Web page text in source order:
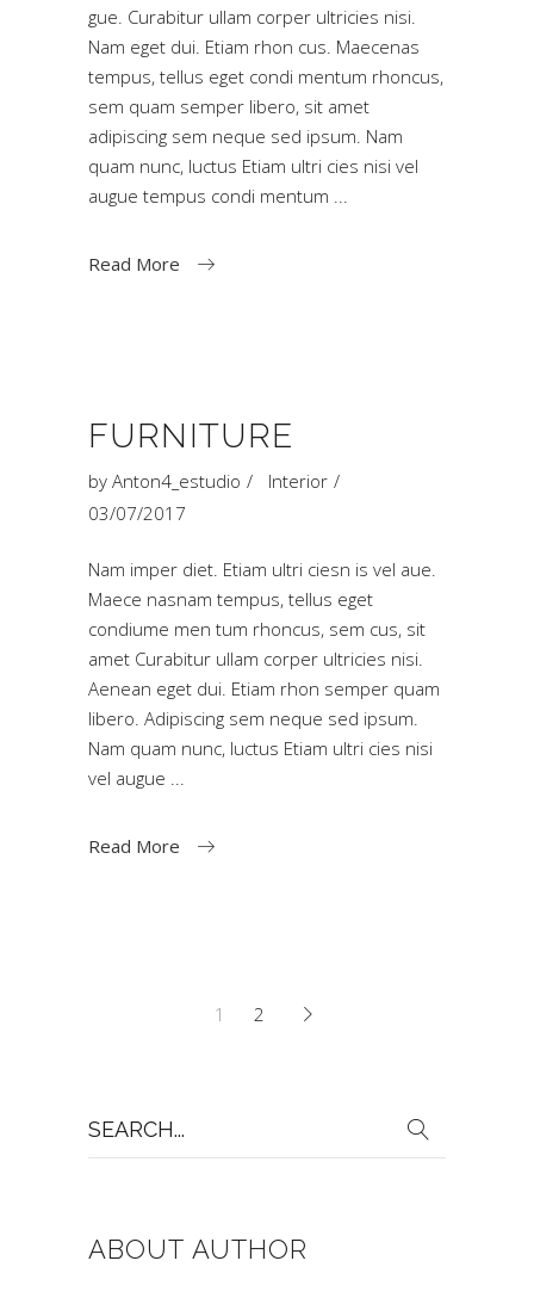
gue. Curabitur ullam corper ultricies nisi.
Nam eget dui. Etiam rhon cus. Maecenas
tempus, tellus eget condi mentum rhoncus,
sem quam semper libero, sit amet
adipiscing sem neque sed ipsum. Nam
quam nunc, luctus Etiam ultri cies nisi vel
augue tempus condi mentum
Read More
FURNITURE
by Anton4_estudio
Interior
03/07/2017
Nam imper diet. Etiam ultri ciesn is vel aue.
Maece nasnam tempus, tellus eget
condiume men tum rhoncus, sem cus, sit
amet Curabitur ullam corper ultricies nisi.
Aenean eget dui. Etiam rhon semper quam
libero. Adipiscing sem neque sed ipsum.
Nam quam nunc, luctus Etiam ultri cies nisi
vel augue
Read More
1 2
for:
ABOUT AUTHOR